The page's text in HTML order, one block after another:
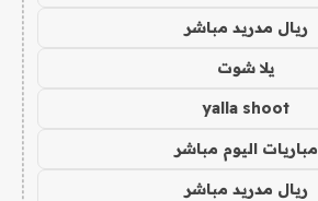
ريال مدريد مباشر
يلا شوت
yalla shoot
مباريات اليوم مباشر
ريال مدريد مباشر